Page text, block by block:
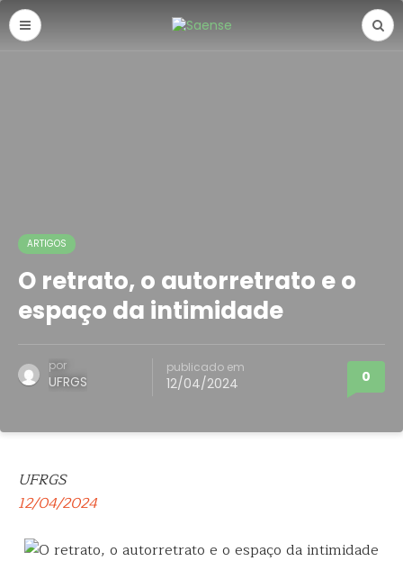
ARTIGOS
O retrato, o autorretrato e o
espaço da intimidade
por
UFRGS
publicado em
12/04/2024 0
UFRGS
12/04/2024